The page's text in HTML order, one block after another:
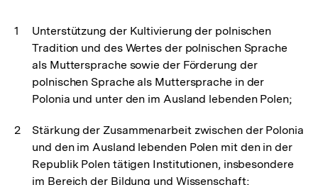
Unterstützung der Kultivierung der polnischen
Tradition und des Wertes der polnischen Sprache
als Muttersprache sowie der Förderung der
polnischen Sprache als Muttersprache in der
Polonia und unter den im Ausland lebenden Polen;
Stärkung der Zusammenarbeit zwischen der Polonia
und den im Ausland lebenden Polen mit den in der
Republik Polen tätigen Institutionen, insbesondere
im Bereich der Bildung und Wissenschaft;